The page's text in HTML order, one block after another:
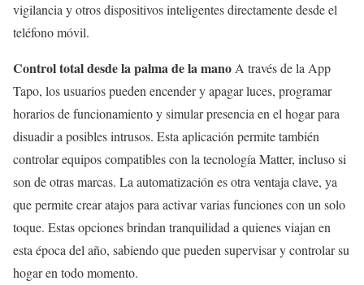
vigilancia y otros dispositivos inteligentes directamente desde el
teléfono móvil.
Control total desde la palma de la manoA través de la App
Tapo, los usuarios pueden encender y apagar luces, programar
horarios de funcionamiento y simular presencia en el hogar para
disuadir a posibles intrusos. Esta aplicación permite también
controlar equipos compatibles con la tecnología Matter, incluso si
son de otras marcas. La automatización es otra ventaja clave, ya
que permite crear atajos para activar varias funciones con un solo
toque. Estas opciones brindan tranquilidad a quienes viajan en
esta época del año, sabiendo que pueden supervisar y controlar su
hogar en todo momento.